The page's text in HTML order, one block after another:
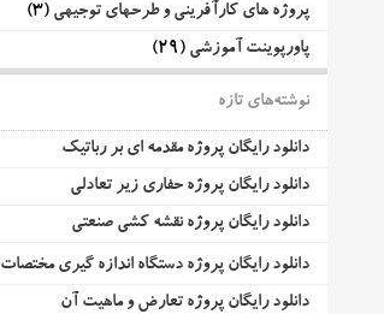
پروژه های کارآفرینی و طرحهای توجیهی (3)
پاورپوینت آموزشی (29)
نوشته‌های تازه
دانلود رایگان پروژه مقدمه ای بر رباتیک
دانلود رایگان پروژه حفاری زیر تعادلی
دانلود رایگان پروژه نقشه کشی صنعتی
دانلود رایگان پروژه دستگاه اندازه گیری مختصات CMM
دانلود رایگان پروژه تعارض و ماهیت آن